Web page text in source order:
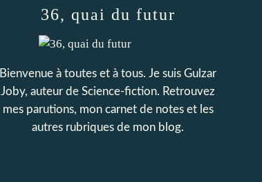
36, quai du futur
Bienvenue à toutes et à tous. Je suis Gulzar
Joby, auteur de Science-fiction. Retrouvez
mes parutions, mon carnet de notes et les
autres rubriques de mon blog.